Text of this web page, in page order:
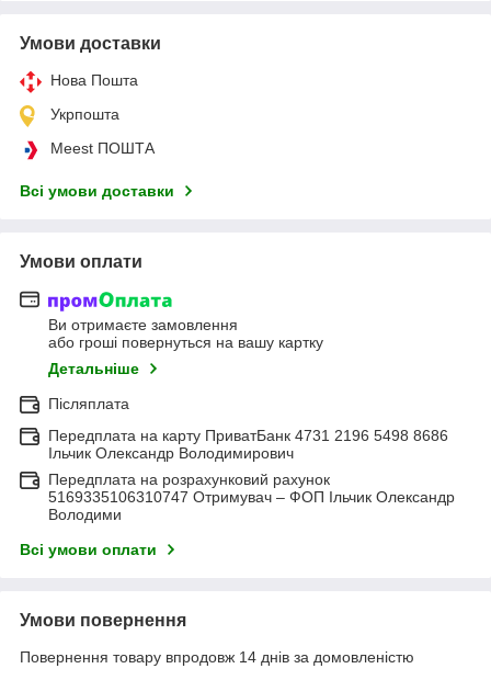
Умови доставки
Нова Пошта
Укрпошта
Meest ПОШТА
Всі умови доставки
Умови оплати
Ви отримаєте замовлення
або гроші повернуться на вашу картку
Детальніше
Післяплата
Передплата на карту ПриватБанк 4731 2196 5498 8686
Ільчик Олександр Володимирович
Передплата на розрахунковий рахунок
5169335106310747 Отримувач – ФОП Ільчик Олександр
Володими
Всі умови оплати
Умови повернення
Повернення товару впродовж 14 днів за домовленістю